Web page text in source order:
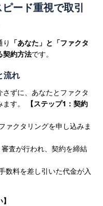
ード重視で取引
り 「あなた」と「ファクタ
契約方法です。
流れ
ずに、あなたとファクタ
す。
【ステップ1：契約
ァクタリングを申し込みま
審査が行われ、契約を締結
数料を差し引いた代金が入